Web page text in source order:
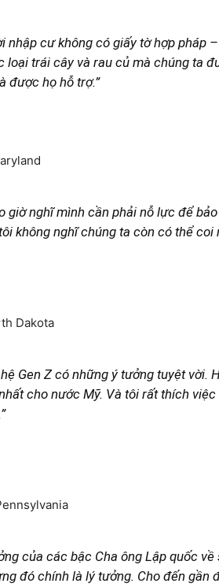
nhập cư không có giấy tờ hợp pháp
loại trái cây và rau củ mà chúng ta
được họ hỗ trợ.”
giờ nghĩ mình cần phải nỗ lực để
không nghĩ chúng ta còn có thể coi
Dakota
hệ Gen Z có những ý tưởng tuyệt
cho nước Mỹ. Và tôi rất thích
của các bậc Cha ông Lập quốc
đó chính là lý tưởng. Cho đến